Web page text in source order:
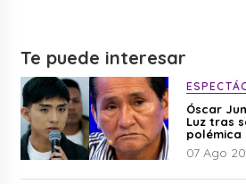
Te puede interesar
Óscar
Luz tras
polémica
07 Ago